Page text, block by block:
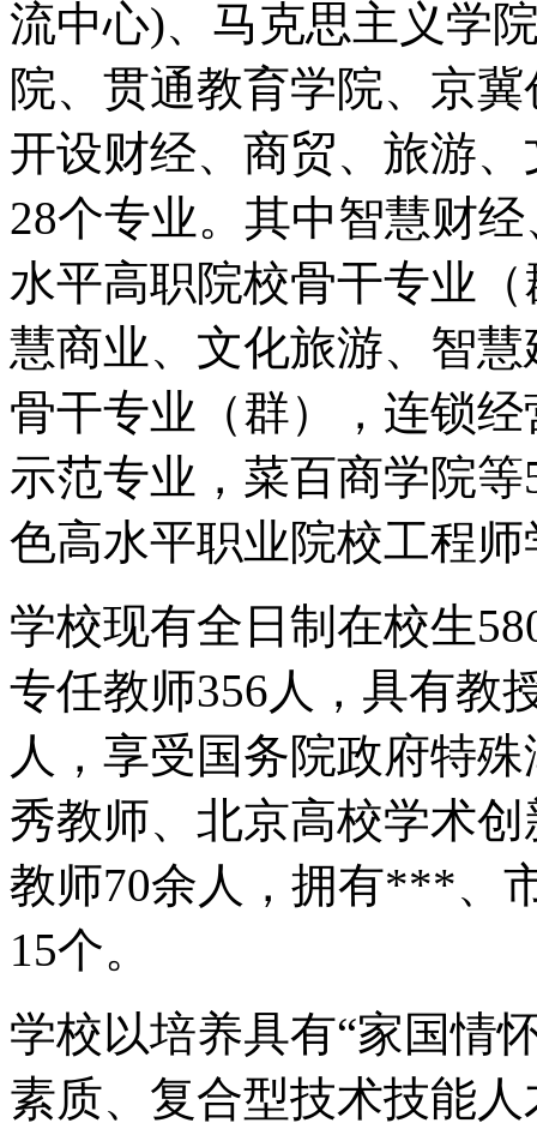
流中心)、马克思主义学
院、贯通教育学院、京
开设财经、商贸、旅游
28个专业。其中智慧财
水平高职院校骨干专业
慧商业、文化旅游、智
骨干专业（群），连锁
示范专业，菜百商学院
色高水平职业院校工程
学校现有全日制在校生
专任教师356人，具有教
人，享受国务院政府特
秀教师、北京高校学术
教师70余人，拥有***、
15个。
学校以培养具有“家国情
素质、复合型技术技能